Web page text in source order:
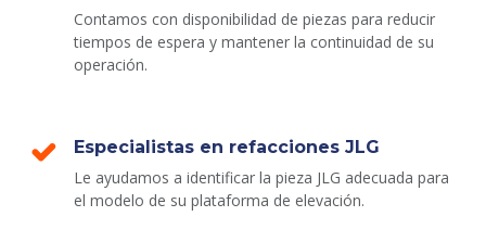
Contamos con disponibilidad de piezas para reducir
tiempos de espera y mantener la continuidad de su
operación.
Especialistas en refacciones JLG
Le ayudamos a identificar la pieza JLG adecuada para
el modelo de su plataforma de elevación.